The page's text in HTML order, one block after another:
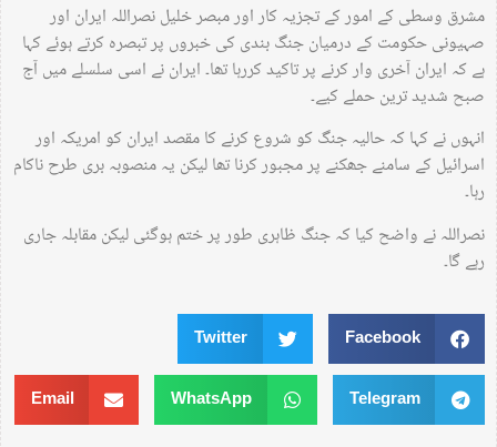
مشرق وسطی کے امور کے تجزیہ کار اور مبصر خلیل نصراللہ ایران اور
صہیونی حکومت کے درمیان جنگ بندی کی خبروں پر تبصرہ کرتے ہوئے کہا
ہے کہ ایران آخری وار کرنے پر تاکید کررہا تھا۔ ایران نے اسی سلسلے میں آج
صبح شدید ترین حملے کیے۔
انہوں نے کہا کہ حالیہ جنگ کو شروع کرنے کا مقصد ایران کو امریکہ اور
اسرائیل کے سامنے جھکنے پر مجبور کرنا تھا لیکن یہ منصوبہ بری طرح ناکام
رہا۔
نصراللہ نے واضح کیا کہ جنگ ظاہری طور پر ختم ہوگئی لیکن مقابلہ جاری
رہے گا۔
Facebook
Twitter
Telegram
WhatsApp
Email